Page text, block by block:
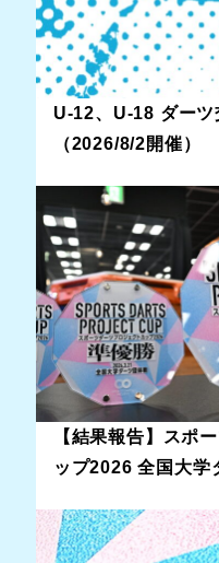
U-12、U-18 ダー
（2026/8/2開催）
【結果報告】スポ
ップ2026 全国大学